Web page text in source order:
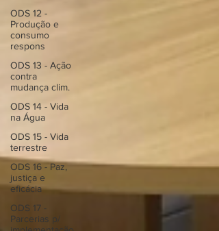
ODS 12 -
Produção e
consumo
respons
ODS 13 - Ação
contra
mudança clim.
ODS 14 - Vida
na Água
ODS 15 - Vida
terrestre
ODS 16 - Paz,
justiça e
eficácia
ODS 17 -
Parcerias p/